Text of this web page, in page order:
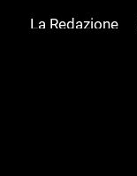
La Redazione